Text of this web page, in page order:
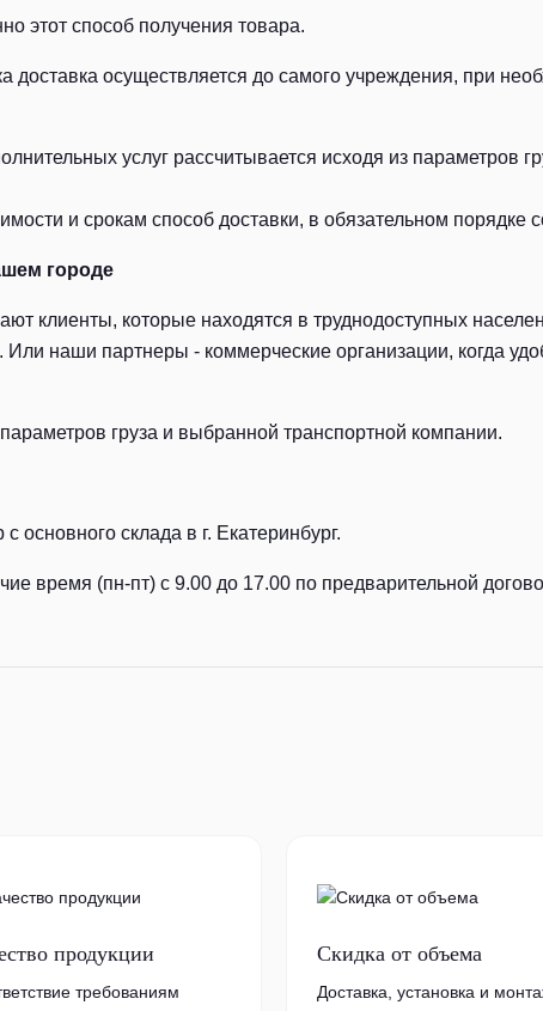
этот способ получения товара.
доставка осуществляется до самого учреждения, при
услуг рассчитывается исходя из параметров
и срокам способ доставки, в обязательном порядке
городе
клиенты, которые находятся в труднодоступных
наши партнеры - коммерческие организации, когда
груза и выбранной транспортной компании.
основного склада в г. Екатеринбург.
время (пн-пт) с 9.00 до 17.00 по предварительной
продукции
требованиям
Скидка от объема
Доставка, установка и